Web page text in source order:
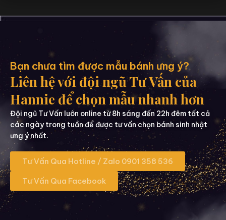
Bạn chưa tìm được mẫu bánh ưng ý?
Liên hệ với đội ngũ Tư Vấn của
Hannie để chọn mẫu nhanh hơn
Đội ngũ Tư Vấn luôn online từ 8h sáng đến 22h đêm tất cả
các ngày trong tuần để được tư vấn chọn bánh sinh nhật
ưng ý nhất.
Tư Vấn Qua Hotline / Zalo 0901 358 536
Tư Vấn Qua Facebook